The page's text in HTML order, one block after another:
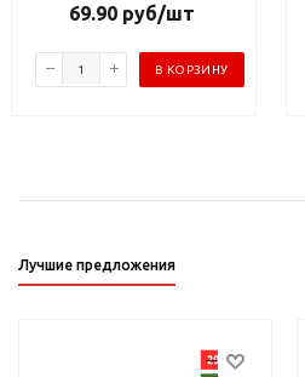
69.90 руб/шт
В КОРЗИНУ
Лучшие предложения